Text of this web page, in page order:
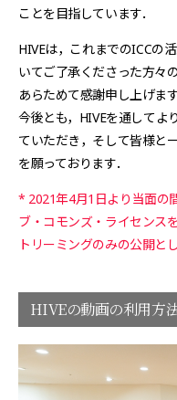
ことを目指しています．
HIVEは，これまでのICCの
いてご了承くださった方々
あらためて感謝申し上げます
今後とも，HIVEを通してよ
ていただき，そして皆様と
を願っております．
* 2021年4月1日より当面の
ブ・コモンズ・ライセンス
トリーミングのみの公開とし
HIVEの動画の利用方